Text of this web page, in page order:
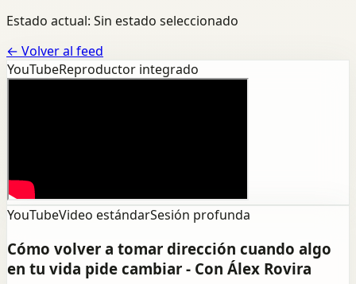
Estado actual: Sin estado seleccionado
← Volver al feed
YouTubeReproductor integrado
YouTubeVideo estándarSesión profunda
Cómo volver a tomar dirección cuando algo
en tu vida pide cambiar - Con Álex Rovira